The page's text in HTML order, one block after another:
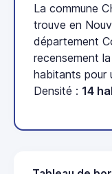
La commune
trouve en
département
recensement
habitants pour
Densité : 14